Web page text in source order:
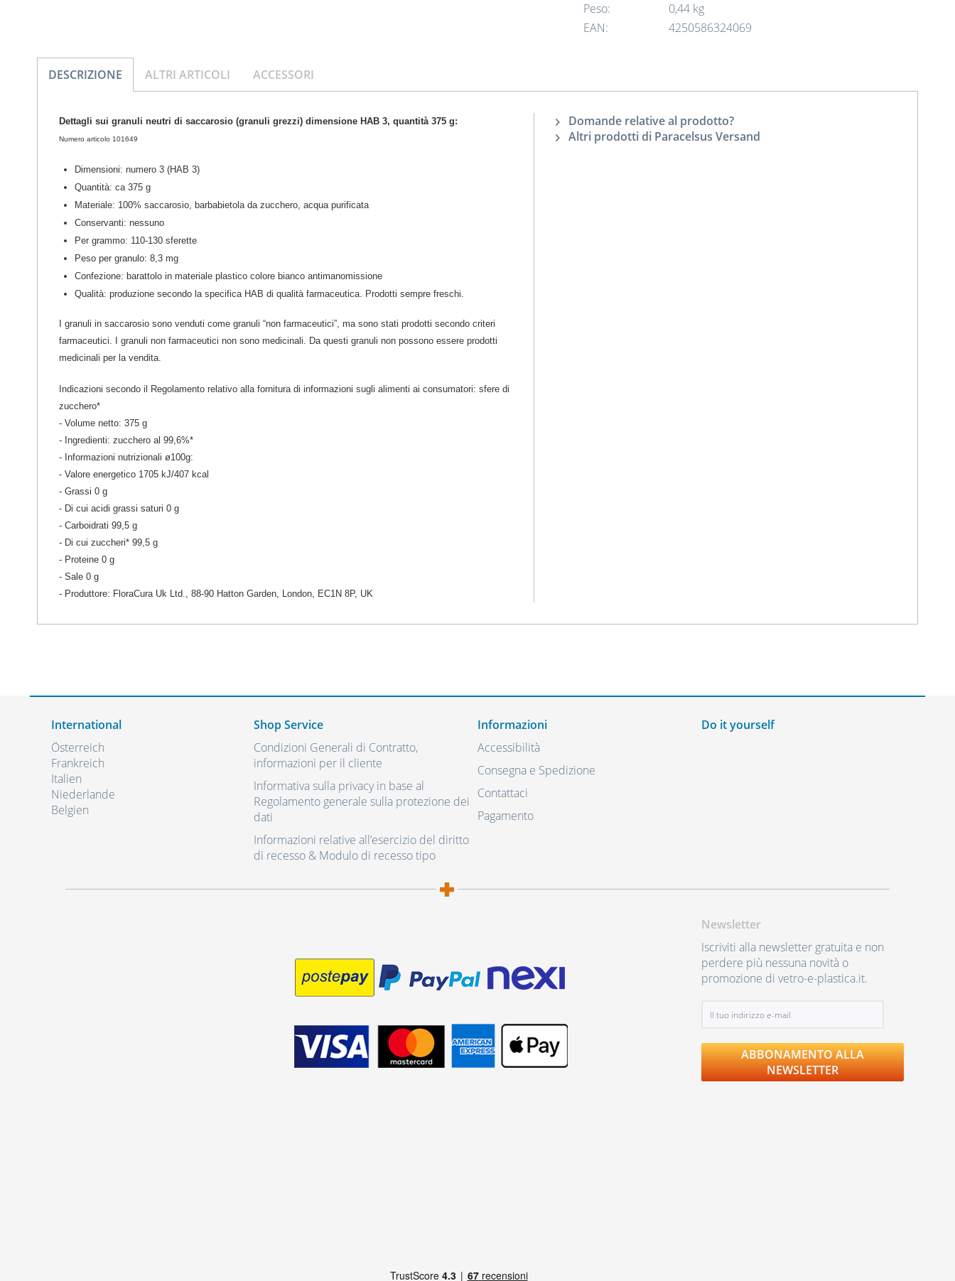
Peso:
0,44 kg
EAN:
4250586324069
DESCRIZIONE ALTRI ARTICOLI ACCESSORI
Dettagli sui granuli neutri di saccarosio (granuli grezzi) dimensione HAB 3, quantità 375 g:
Numero articolo 101649
Dimensioni: numero 3 (HAB 3)
Quantità: ca 375 g
Materiale: 100% saccarosio, barbabietola da zucchero, acqua purificata
Conservanti: nessuno
Per grammo: 110-130 sferette
Peso per granulo: 8,3 mg
Confezione: barattolo in materiale plastico colore bianco antimanomissione
Qualità: produzione secondo la specifica HAB di qualità farmaceutica. Prodotti sempre freschi.
I granuli in saccarosio sono venduti come granuli “non farmaceutici”, ma sono stati prodotti secondo criteri
farmaceutici. I granuli non farmaceutici non sono medicinali. Da questi granuli non possono essere prodotti
medicinali per la vendita.
Indicazioni secondo il Regolamento relativo alla fornitura di informazioni sugli alimenti ai consumatori: sfere di
zucchero*
- Volume netto: 375 g
- Ingredienti: zucchero al 99,6%*
- Informazioni nutrizionali ø100g:
- Valore energetico 1705 kJ/407 kcal
- Grassi 0 g
- Di cui acidi grassi saturi 0 g
- Carboidrati 99,5 g
- Di cui zuccheri* 99,5 g
- Proteine 0 g
- Sale 0 g
- Produttore: FloraCura Uk Ltd., 88-90 Hatton Garden, London, EC1N 8P, UK
Domande relative al prodotto?
Altri prodotti di Paracelsus Versand
International
Österreich
Frankreich
Italien
Niederlande
Belgien
Shop Service
Condizioni Generali di Contratto,
informazioni per il cliente
Informativa sulla privacy in base al
Regolamento generale sulla protezione dei
dati
Informazioni relative all’esercizio del diritto
di recesso & Modulo di recesso tipo
Informazioni
Accessibilità
Consegna e Spedizione
Contattaci
Pagamento
Do it yourself
Newsletter
Iscriviti alla newsletter gratuita e non
perdere più nessuna novità o
promozione di vetro-e-plastica.it.
ABBONAMENTO ALLA
NEWSLETTER